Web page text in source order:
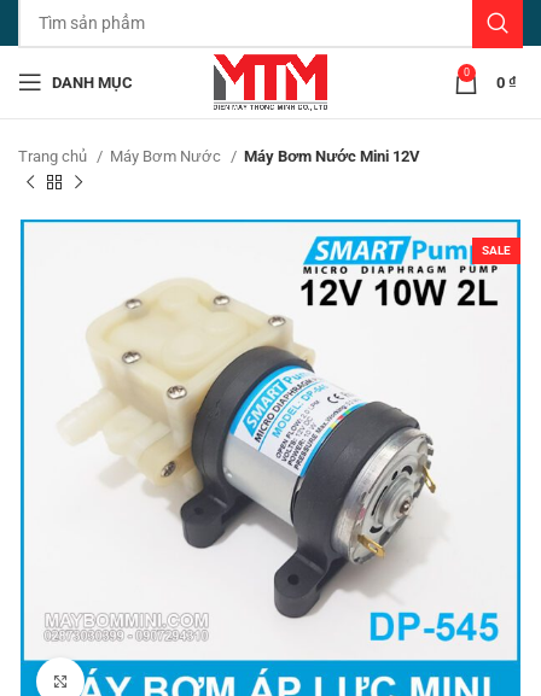
DANH MỤC
0
0 ₫
Trang chủ Máy Bơm Nước Máy Bơm Nước Mini 12V
SALE
Click to enlarge